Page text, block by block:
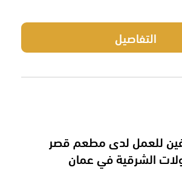
التفاصيل
للعمل لدى مطعم قصر
الشرقية في عمان